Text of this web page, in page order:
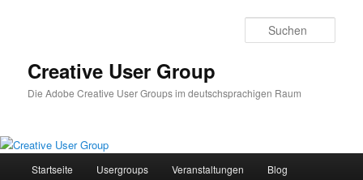
Creative User Group
Die Adobe Creative User Groups im deutschsprachigen Raum
Startseite Usergroups Veranstaltungen Blog